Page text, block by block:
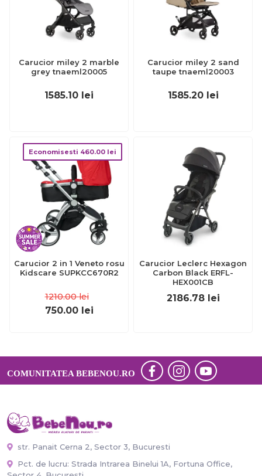
Carucior miley 2 marble
grey tnaeml20005
1585.10 lei
Carucior miley 2 sand
taupe tnaeml20003
1585.20 lei
Economisesti 460.00 lei
Carucior 2 in 1 Veneto rosu
Kidscare SUPKCC670R2
1210.00 lei
750.00 lei
Carucior Leclerc Hexagon
Carbon Black ERFL-
HEX001CB
2186.78 lei
COMUNITATEA BEBENOU.RO
str. Panait Cerna 2, Sector 3, Bucuresti
Pct. de lucru: Strada Intrarea Binelui 1A, Fortuna Office,